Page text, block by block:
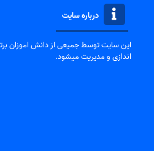
درباره سایت
این سایت توسط جمیعی از دانش اموزان
اندازی و مدیریت میشود.